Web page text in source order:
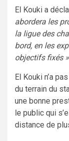
El Kouki a
abordera les
la ligue des
bord, en les
objectifs fixés
El Kouki n’a
du terrain du
une bonne
le public qui
distance de